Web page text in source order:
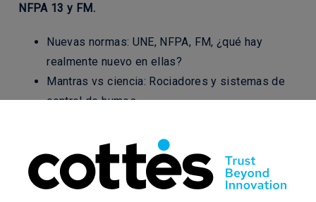
NFPA 13 y FM.
Nuevas normas: UNE, NFPA, FM, ¿qué hay
realmente nuevo en ellas?
Mantras vs ciencia: Rociadores y sistemas de
control de humos.
humos, enfoque UNE, NFPA y FM.
Situaciones especiales para rociadores en
techos, lucernarios y aireadores: UNE, NFPA y